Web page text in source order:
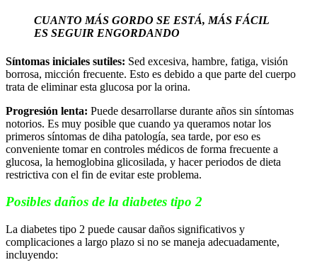
CUANTO MÁS GORDO SE ESTÁ, MÁS FÁCIL
ES SEGUIR ENGORDANDO
Síntomas iniciales sutiles: Sed excesiva, hambre, fatiga, visión
borrosa, micción frecuente. Esto es debido a que parte del cuerpo
trata de eliminar esta glucosa por la orina.
Progresión lenta: Puede desarrollarse durante años sin síntomas
notorios. Es muy posible que cuando ya queramos notar los
primeros síntomas de diha patología, sea tarde, por eso es
conveniente tomar en controles médicos de forma frecuente a
glucosa, la hemoglobina glicosilada, y hacer periodos de dieta
restrictiva con el fin de evitar este problema.
Posibles daños de la diabetes tipo 2
La diabetes tipo 2 puede causar daños significativos y
complicaciones a largo plazo si no se maneja adecuadamente,
incluyendo: